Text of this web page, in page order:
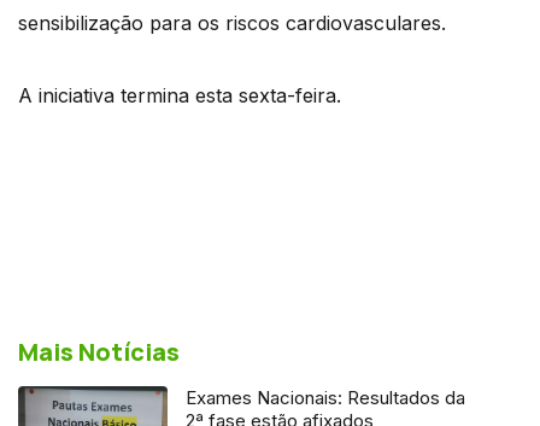
sensibilização para os riscos cardiovasculares.
A iniciativa termina esta sexta-feira.
Mais Notícias
Exames Nacionais: Resultados da
2ª fase estão afixados